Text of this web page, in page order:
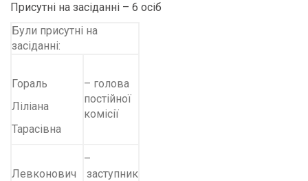
Присутні на засіданні – 6 осіб
Були присутні на
засіданні:
Гораль
Ліліана
Тарасівна
– голова
постійної
комісії
Левконович
–
заступник